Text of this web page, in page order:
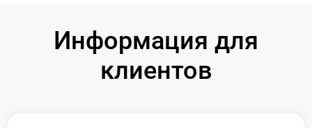
Информация для
клиентов